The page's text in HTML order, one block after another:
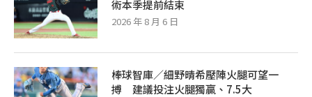
術本季提前結束
2026 年 8 月 6 日
棒球智庫／細野晴希壓陣火腿可望一
搏 建議投注火腿獨贏、7.5大